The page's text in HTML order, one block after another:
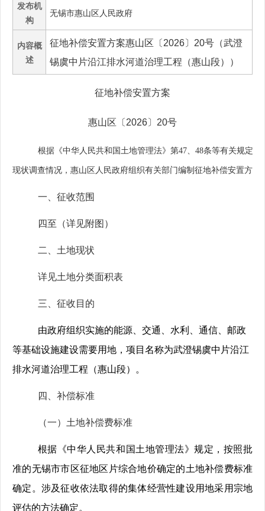
发布机
构
无锡市惠山区人民政府
内容概
述
征地补偿安置方案惠山区〔2026〕20号（武澄
锡虞中片沿江排水河道治理工程（惠山段））
征地补偿安置方案
惠山区〔 2026〕 20号
根据《中华人民共和国 土地管理法》第47、 48条等有关规定，
现状调查情况，惠山区人民政府组织有关部门编制征地补偿安置方案
一、征收范围
四至（详见附图）
二、土地现状
详见土地分类面积表
三、征收目的
由政府组织实施的能源、交通、水利、通信、邮政
等基础设施建设需要用地，项目名称为武澄锡虞中片沿江
排水河道治理工程（惠山段）。
四、补偿标准
（一）土地补偿费标准
根据《中华人民共和国土地管理法》规定，按照批
准的无锡市市区征地区片综合地价确定的土地补偿费标准
确定。涉及征收依法取得的集体经营性建设用地采用宗地
评估的方法确定。